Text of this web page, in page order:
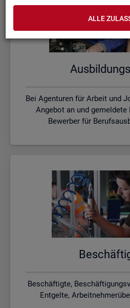
ALLE
Bei Agenturen für Arbeit und
Angebot an und gemeldete
Bewerber für
Beschäftigte,
Entgelte,